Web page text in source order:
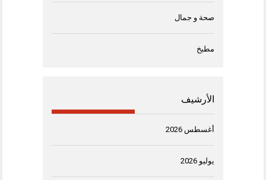
صحة و جمال
مطبخ
الأرشيف
أغسطس 2026
يوليو 2026